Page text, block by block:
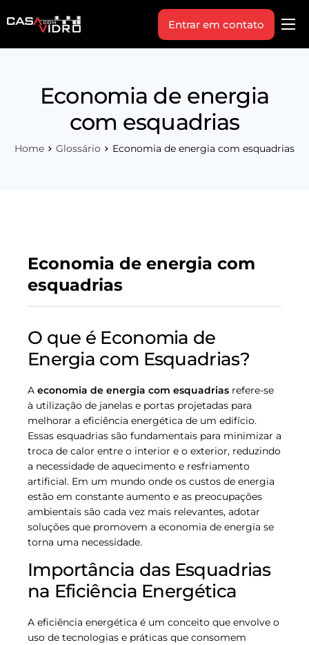
Produtos
Indique+
Entrar em contato
Economia de energia
com esquadrias
Home Glossário Economia de energia com esquadrias
Economia de energia com
esquadrias
O que é Economia de
Energia com Esquadrias?
A economia de energia com esquadrias refere-se
à utilização de janelas e portas projetadas para
melhorar a eficiência energética de um edifício.
Essas esquadrias são fundamentais para minimizar a
troca de calor entre o interior e o exterior, reduzindo
a necessidade de aquecimento e resfriamento
artificial. Em um mundo onde os custos de energia
estão em constante aumento e as preocupações
ambientais são cada vez mais relevantes, adotar
soluções que promovem a economia de energia se
torna uma necessidade.
Importância das Esquadrias
na Eficiência Energética
A eficiência energética é um conceito que envolve o
uso de tecnologias e práticas que consomem